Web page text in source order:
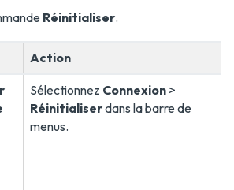
Réinitialiser.
Action
Sélectionnez Connexion >
Réinitialiserdans la barre de
menus.